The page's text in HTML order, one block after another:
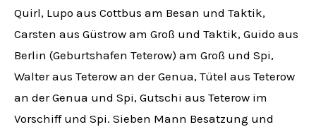
Quirl, Lupo aus Cottbus am Besan und Taktik,
Carsten aus Güstrow am Groß und Taktik, Guido aus
Berlin (Geburtshafen Teterow) am Groß und Spi,
Walter aus Teterow an der Genua, Tütel aus Teterow
an der Genua und Spi, Gutschi aus Teterow im
Vorschiff und Spi. Sieben Mann Besatzung und